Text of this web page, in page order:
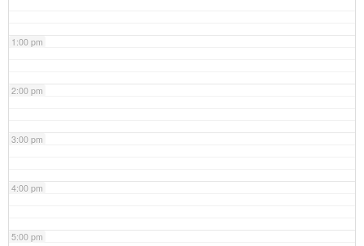
1:00 pm
2:00 pm
3:00 pm
4:00 pm
5:00 pm